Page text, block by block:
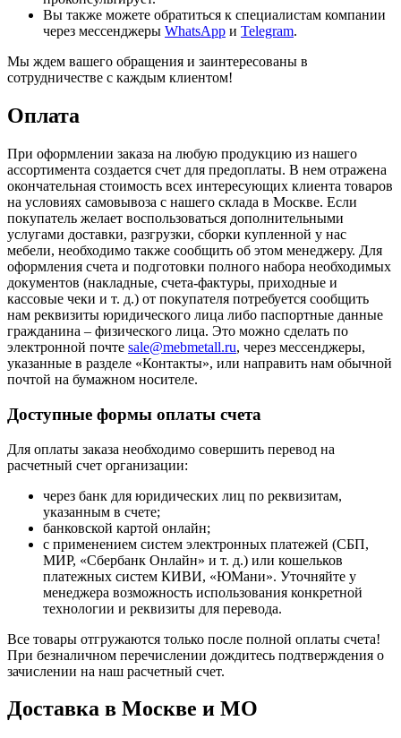
Вы также можете обратиться к специалистам компании
через мессенджеры WhatsApp и Telegram.
Мы ждем вашего обращения и заинтересованы в
сотрудничестве с каждым клиентом!
Оплата
При оформлении заказа на любую продукцию из нашего
ассортимента создается счет для предоплаты. В нем отражена
окончательная стоимость всех интересующих клиента товаров
на условиях самовывоза с нашего склада в Москве. Если
покупатель желает воспользоваться дополнительными
услугами доставки, разгрузки, сборки купленной у нас
мебели, необходимо также сообщить об этом менеджеру. Для
оформления счета и подготовки полного набора необходимых
документов (накладные, счета-фактуры, приходные и
кассовые чеки и т. д.) от покупателя потребуется сообщить
нам реквизиты юридического лица либо паспортные данные
гражданина – физического лица. Это можно сделать по
электронной почте sale@mebmetall.ru, через мессенджеры,
указанные в разделе «Контакты», или направить нам обычной
почтой на бумажном носителе.
Доступные формы оплаты счета
Для оплаты заказа необходимо совершить перевод на
расчетный счет организации:
через банк для юридических лиц по реквизитам,
указанным в счете;
банковской картой онлайн;
с применением систем электронных платежей (СБП,
МИР, «Сбербанк Онлайн» и т. д.) или кошельков
платежных систем КИВИ, «ЮМани». Уточняйте у
менеджера возможность использования конкретной
технологии и реквизиты для перевода.
Все товары отгружаются только после полной оплаты счета!
При безналичном перечислении дождитесь подтверждения о
зачислении на наш расчетный счет.
Доставка в Москве и МО